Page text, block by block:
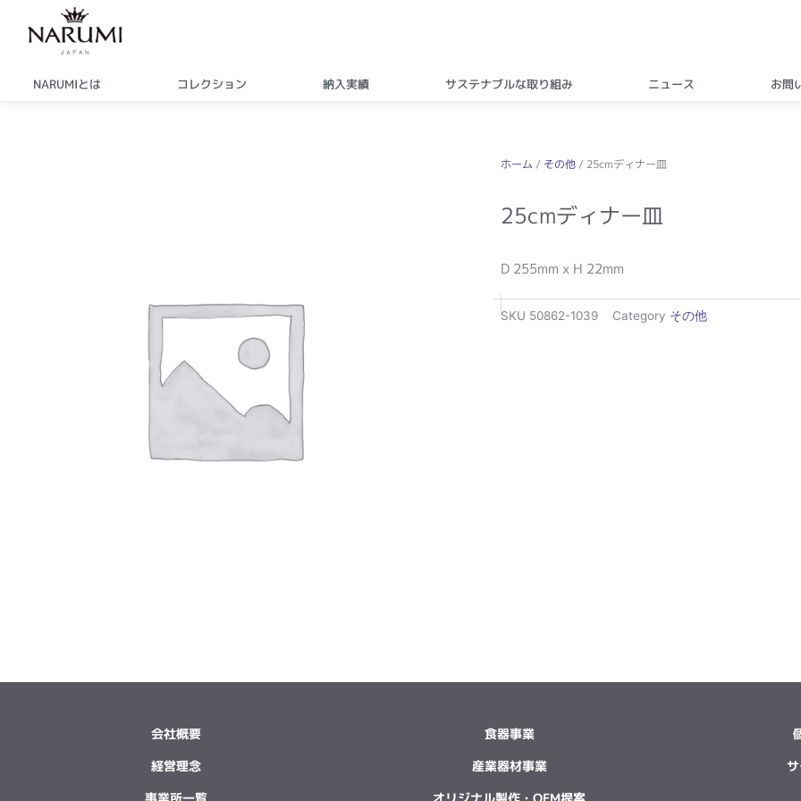
NARUMIとは コレクション 納入実績 サステナブルな取り組み ニュース お問
ホーム / その他 / 25cmディナー皿
25cmディナー皿
D 255mm x H 22mm
SKU 50862-1039 Category その他
会社概要
経営理念
事業所一覧
食器事業
産業器材事業
オリジナル製作・OEM提案